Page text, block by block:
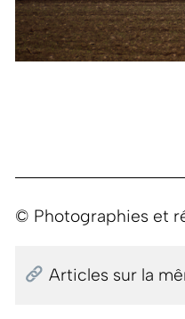
© Photographies et
Articles sur la